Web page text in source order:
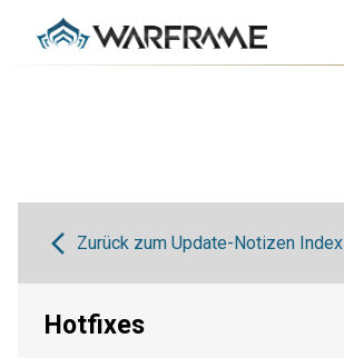
Zurück zum Update-Notizen Index
Hotfixes